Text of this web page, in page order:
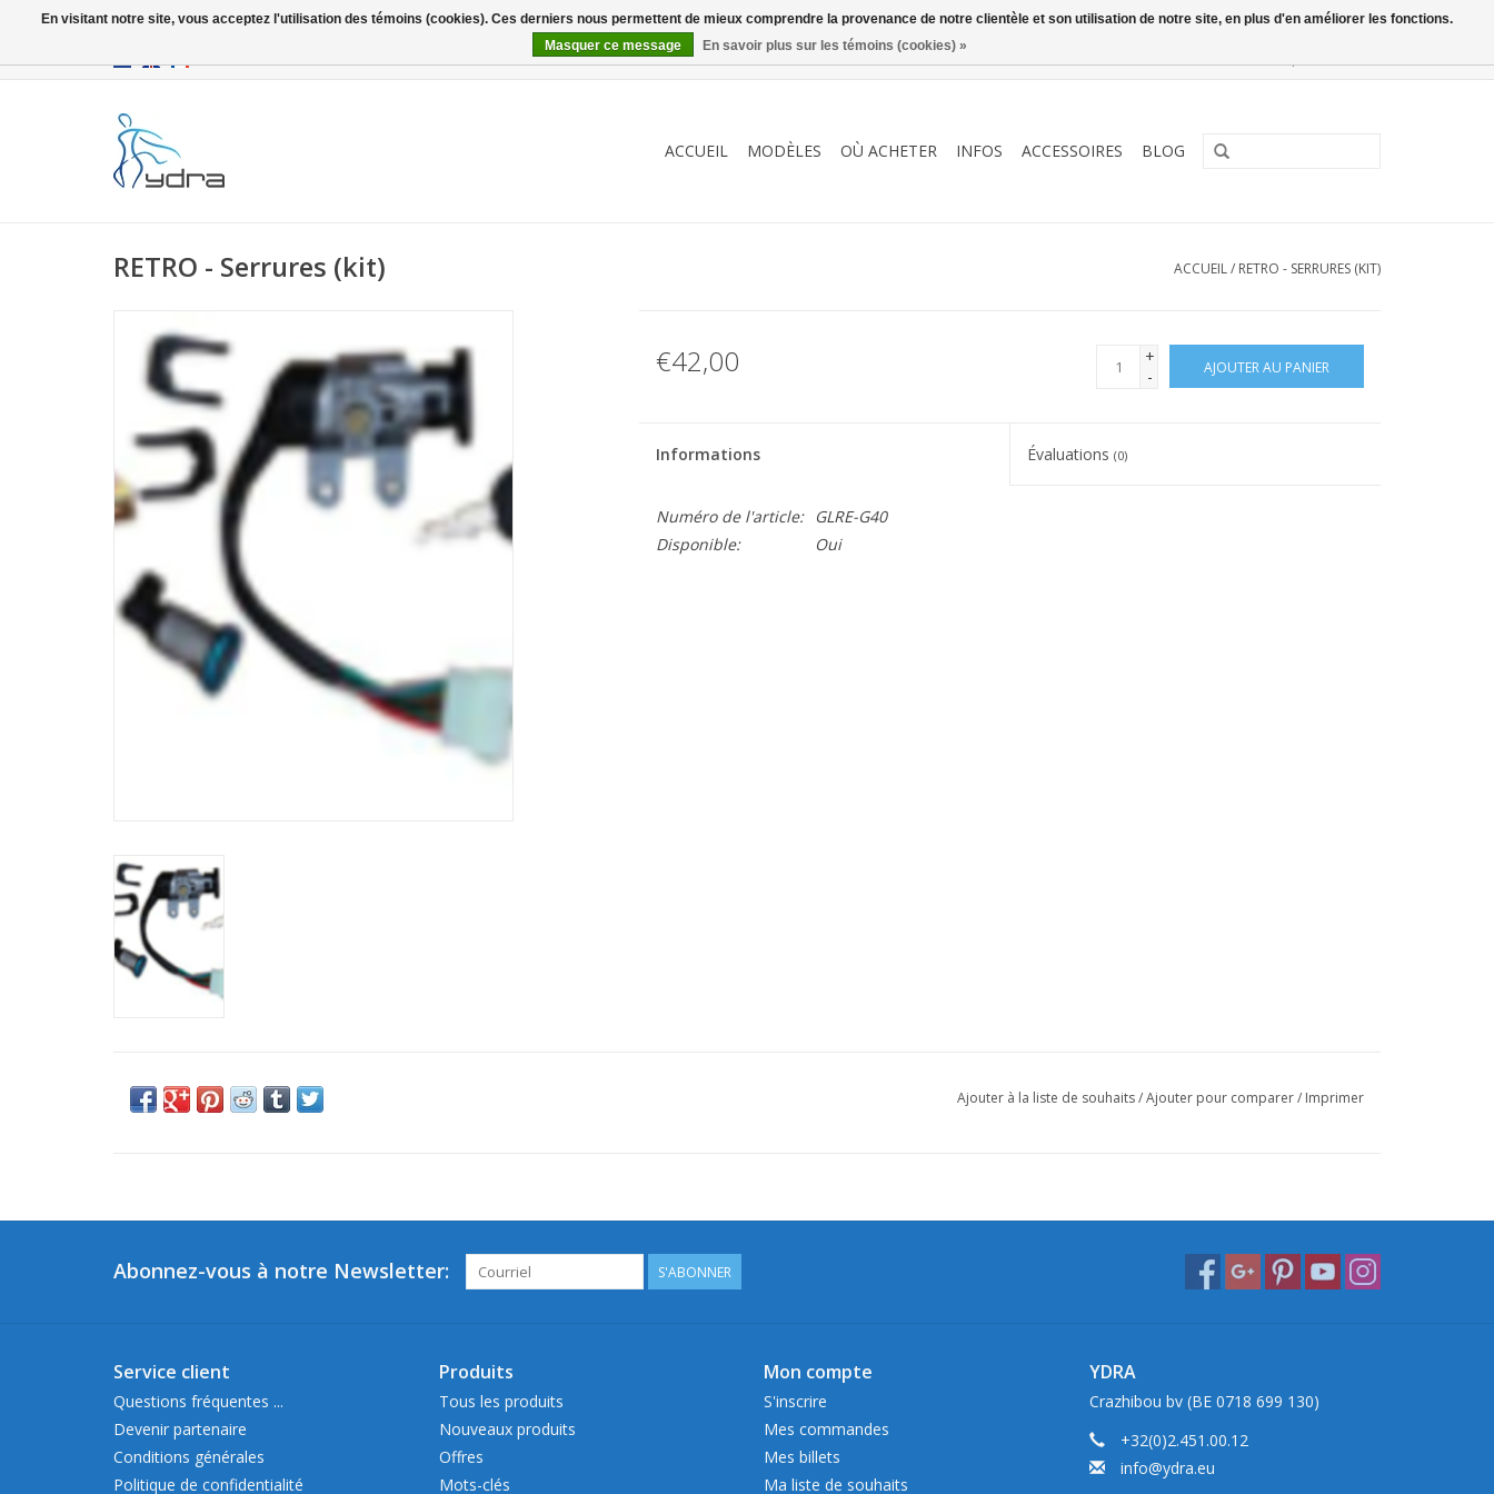
ACCUEIL MODÈLES OÙ ACHETER INFOS ACCESSOIRES BLOG
RETRO - Serrures (kit) ACCUEIL/ RETRO - SERRURES (KIT)
€42,00
+
-
AJOUTER AU PANIER
Informations Évaluations(0)
Numéro de l'article:
GLRE-G40
Disponible:
Oui
Ajouter à la liste de souhaits/Ajouter pour comparer/ Imprimer
Abonnez-vous à notre Newsletter: S'ABONNER
Service client
Questions fréquentes ...
Devenir partenaire
Conditions générales
Politique de confidentialité
Produits
Tous les produits
Nouveaux produits
Offres
Mots-clés
Mon compte
S'inscrire
Mes commandes
Mes billets
Ma liste de souhaits
YDRA
Crazhibou bv (BE 0718 699 130)
+32(0)2.451.00.12
info@ydra.eu
En visitant notre site, vous acceptez l'utilisation des témoins (cookies). Ces derniers nous permettent de mieux comprendre la provenance de notre clientèle et son utilisation de notre site, en plus d'en améliorer les fonctions.
Masquer ce message
En savoir plus sur les témoins (cookies) »